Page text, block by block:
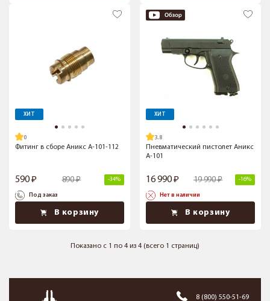
ХИТ
Фитинг в сборе Аникс А-101-112
590 890 -34%
Под заказ
В корзину
ХИТ
3.8
Пневматический пистолет Аникс
А-101
16 990 19 990 -16%
Нет в наличии
В корзину
Показано с 1 по 4 из 4 (всего 1 страниц)
8 (800) 550-51-69